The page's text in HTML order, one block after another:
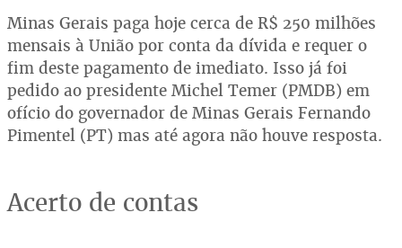
Minas Gerais paga hoje cerca de R$ 250 milhões
mensais à União por conta da dívida e requer o
fim deste pagamento de imediato. Isso já foi
pedido ao presidente Michel Temer (PMDB) em
ofício do governador de Minas Gerais Fernando
Pimentel (PT) mas até agora não houve resposta.
Acerto de contas